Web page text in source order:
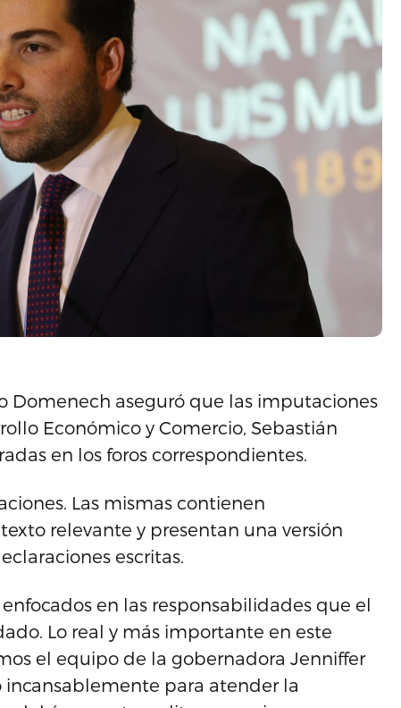
Domenech aseguró que las imputaciones
Económico y Comercio, Sebastián
en los foros correspondientes.
Las mismas contienen
relevante y presentan una versión
escritas.
en las responsabilidades que el
Lo real y más importante en este
el equipo de la gobernadora Jenniffer
para atender la